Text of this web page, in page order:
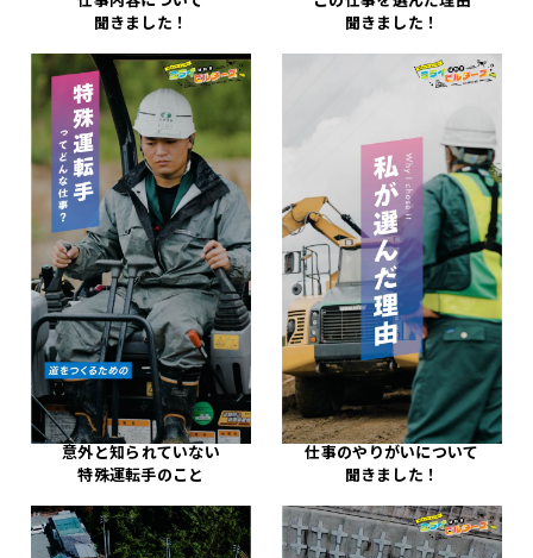
聞きました！
聞きました！
意外と知られていない
特殊運転手のこと
仕事のやりがいについて
聞きました！